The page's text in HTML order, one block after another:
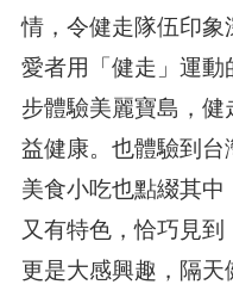
情，令健走隊伍印
愛者用「健走」運
步體驗美麗寶島，
益健康。也體驗到
美食小吃也點綴其
又有特色，恰巧見到
更是大感興趣，隔